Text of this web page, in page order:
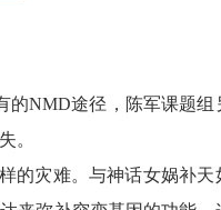
的NMD途径，陈军课题组
。
的灾难。与神话女娲补天